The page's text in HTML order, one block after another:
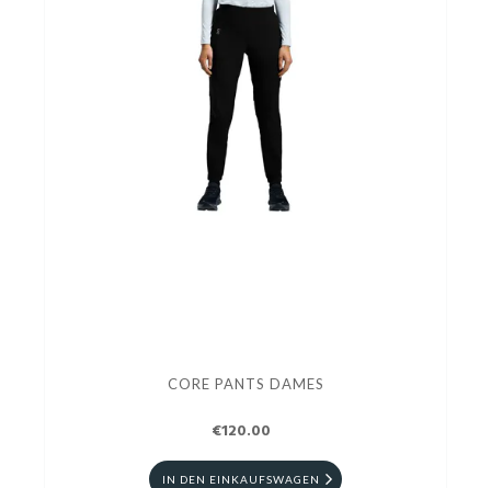
CORE PANTS DAMES
€120.00
IN DEN EINKAUFSWAGEN